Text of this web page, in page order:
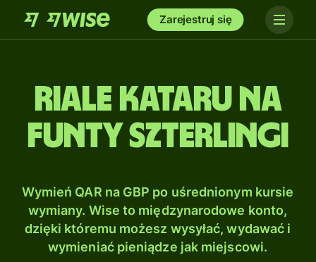
Zarejestruj się
Riale Kataru na
Funty szterlingi
Wymień QAR na GBP po uśrednionym kursie
wymiany. Wise to międzynarodowe konto,
dzięki któremu możesz wysyłać, wydawać i
wymieniać pieniądze jak miejscowi.